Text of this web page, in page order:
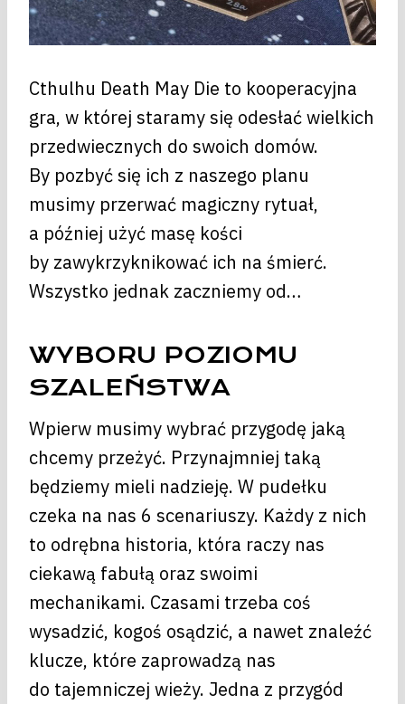
Cthulhu Death May Die to kooperacyjna
gra, w której staramy się odesłać wielkich
przedwiecznych do swoich domów.
By pozbyć się ich z naszego planu
musimy przerwać magiczny rytuał,
a później użyć masę kości
by zawykrzyknikować ich na śmierć.
Wszystko jednak zaczniemy od…
WYBORU POZIOMU
SZALEŃSTWA
Wpierw musimy wybrać przygodę jaką
chcemy przeżyć. Przynajmniej taką
będziemy mieli nadzieję. W pudełku
czeka na nas 6 scenariuszy. Każdy z nich
to odrębna historia, która raczy nas
ciekawą fabułą oraz swoimi
mechanikami. Czasami trzeba coś
wysadzić, kogoś osądzić, a nawet znaleźć
klucze, które zaprowadzą nas
do tajemniczej wieży. Jedna z przygód